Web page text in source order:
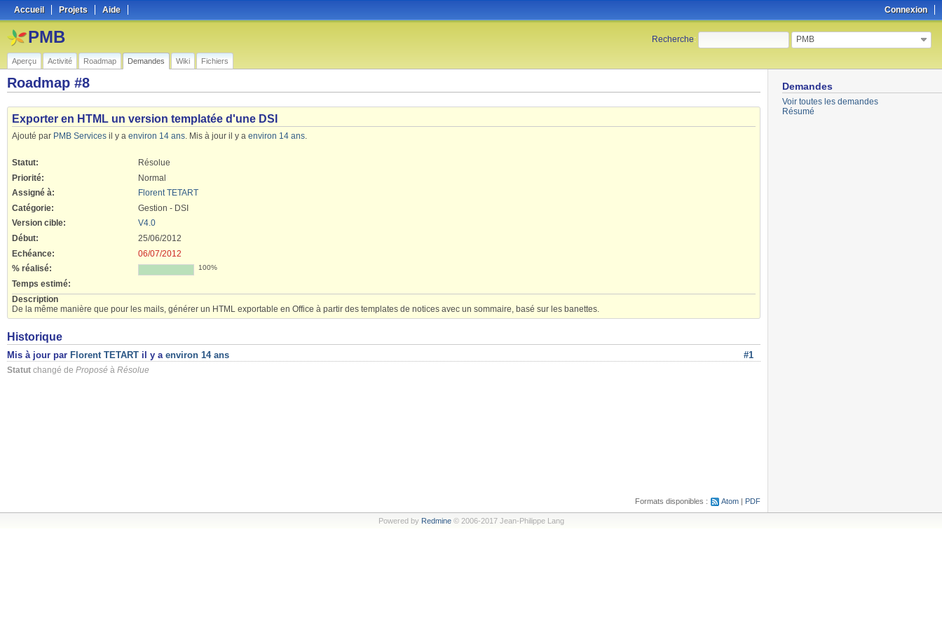
Connexion
Accueil Projets Aide
Recherche: PMB
PMB
Aperçu Activité Roadmap Demandes Wiki Fichiers
Demandes
Voir toutes les demandes
Résumé
Roadmap #8
Exporter en HTML un version templatée d'une DSI
Ajouté par PMB Services il y a environ 14 ans. Mis à jour il y a environ 14 ans.
Statut:
Résolue
Priorité:
Normal
Assigné à:
Florent TETART
Catégorie:
Gestion - DSI
Version cible:
V4.0
Début:
25/06/2012
Echéance:
06/07/2012
% réalisé:
100%
Temps estimé:
Description
De la même manière que pour les mails, générer un HTML exportable en Office à partir des templates de notices avec un sommaire, basé sur les banettes.
Historique
#1
Mis à jour par Florent TETART il y a environ 14 ans
Statut changé de Proposé à Résolue
Formats disponibles : Atom PDF
Powered by Redmine© 2006-2017 Jean-Philippe Lang